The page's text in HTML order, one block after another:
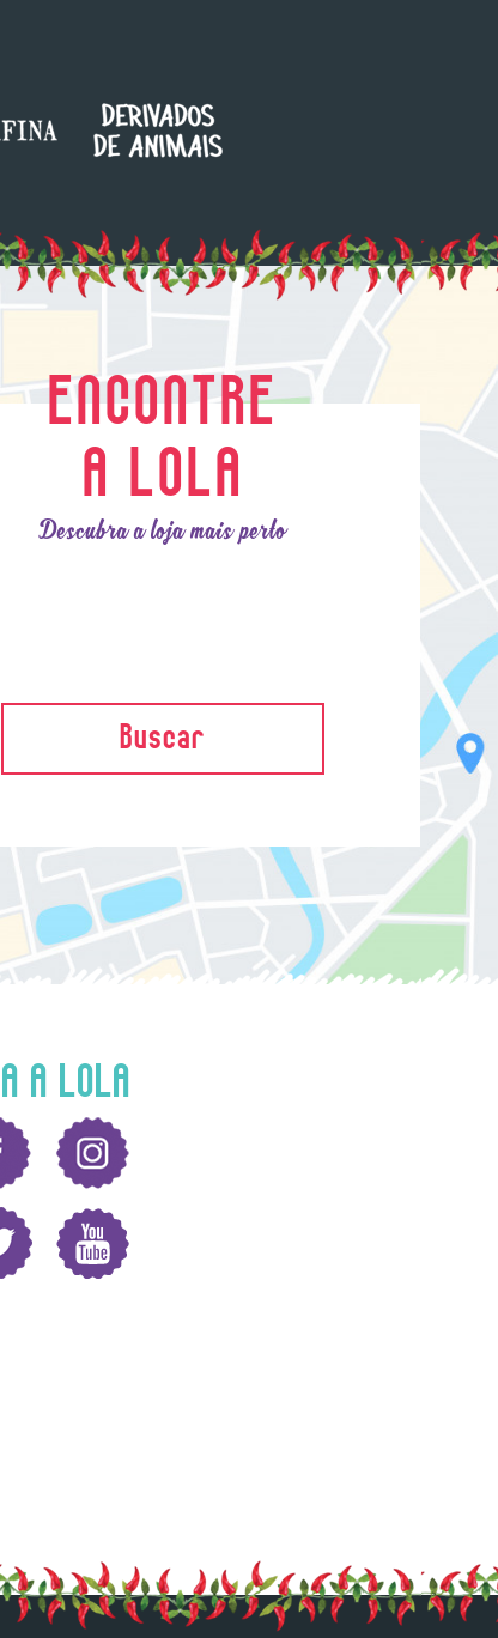
ENCONTRE
A LOLA
Descubra a loja mais perto
Buscar
A LOLA